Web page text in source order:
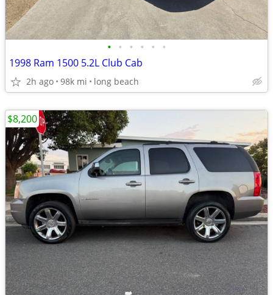
• • • • • •
1998 Ram 1500 5.2L Club Cab
2h ago 98k mi long beach
$8,200